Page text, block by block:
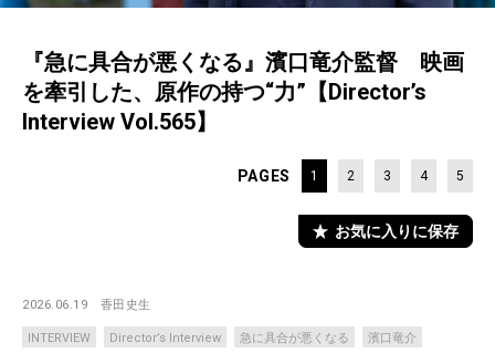
『急に具合が悪くなる』濱口竜介監督 映画
を牽引した、原作の持つ“力”【Director’s
Interview Vol.565】
PAGES 1 2 3 4 5
お気に入りに保存
2026.06.19 香田史生
INTERVIEW Director’s Interview 急に具合が悪くなる
濱口竜介